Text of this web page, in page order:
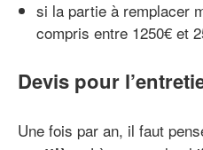
si la partie à remplacer
compris entre 1250€ et
Devis pour
Une fois par an, il faut